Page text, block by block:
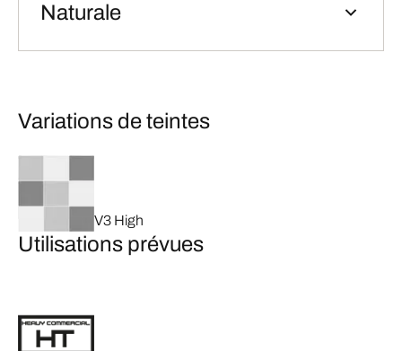
Naturale
Variations de teintes
V3 High
Utilisations prévues